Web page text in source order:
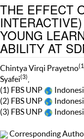
THE EFFECT
YOUNG
ABILITY AT
Chintya Virqi Prayetno(1
Syafei(3)
(1) FBS UNP
(2) FBS UNP
(3) FBS UNP
Corresponding